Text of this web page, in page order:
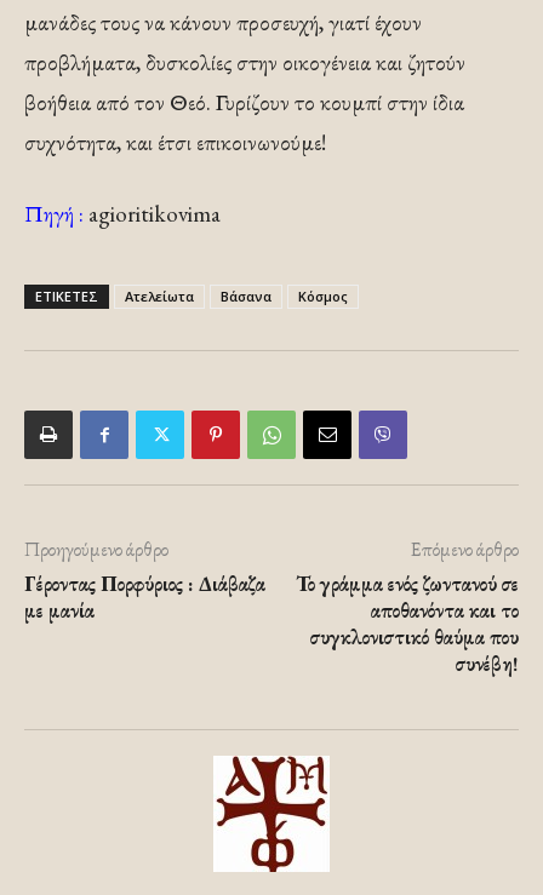
μανάδες τους να κάνουν προσευχή, γιατί έχουν
προβλήματα, δυσκολίες στην οικογένεια και ζητούν
βοήθεια από τον Θεό. Γυρίζουν το κουμπί στην ίδια
συχνότητα, και έτσι επικοινωνούμε!
Πηγή : agioritikovima
ΕΤΙΚΕΤΕΣ Ατελείωτα Βάσανα Κόσμος
Προηγούμενο άρθρο
Γέροντας Πορφύριος : Διάβαζα
με μανία
Επόμενο άρθρο
Το γράμμα ενός ζωντανού σε
αποθανόντα και το
συγκλονιστικό θαύμα που
συνέβη!